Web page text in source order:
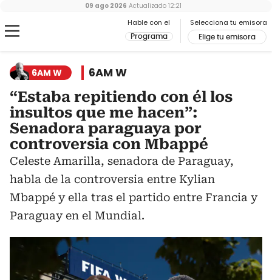
Hable con el
Programa
Selecciona tu emisora
Elige tu emisora
09 ago 2026 Actualizado 12:21
6AM W 6AM W
“Estaba repitiendo con él los
insultos que me hacen”:
Senadora paraguaya por
controversia con Mbappé
Celeste Amarilla, senadora de Paraguay,
habla de la controversia entre Kylian
Mbappé y ella tras el partido entre Francia y
Paraguay en el Mundial.